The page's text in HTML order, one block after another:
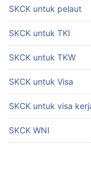
SKCK untuk pelaut
SKCK untuk TKI
SKCK untuk TKW
SKCK untuk Visa
SKCK untuk visa
SKCK WNI